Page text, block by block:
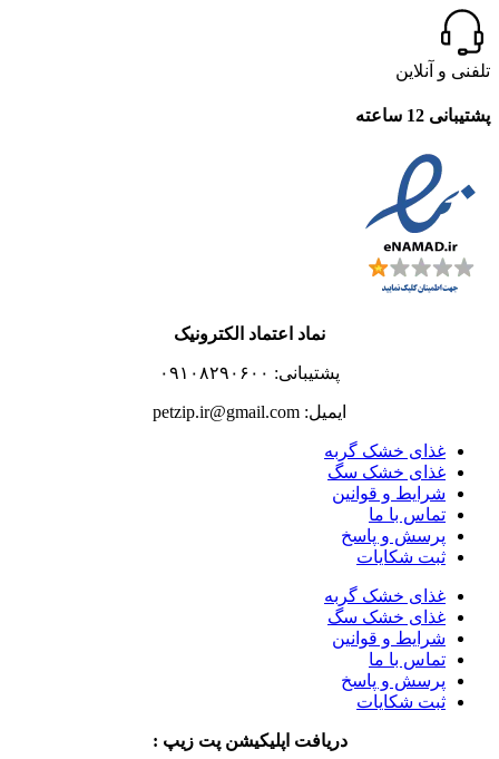
تلفنی و آنلاین
پشتیبانی 12 ساعته
نماد اعتماد الکترونیک
پشتیبانی: ۰۹۱۰۸۲۹۰۶۰۰
ایمیل: petzip.ir@gmail.com
غذای خشک گربه
غذای خشک سگ
شرایط و قوانین
تماس با ما
پرسش و پاسخ
ثبت شکایات
غذای خشک گربه
غذای خشک سگ
شرایط و قوانین
تماس با ما
پرسش و پاسخ
ثبت شکایات
دریافت اپلیکیشن پت زیپ :